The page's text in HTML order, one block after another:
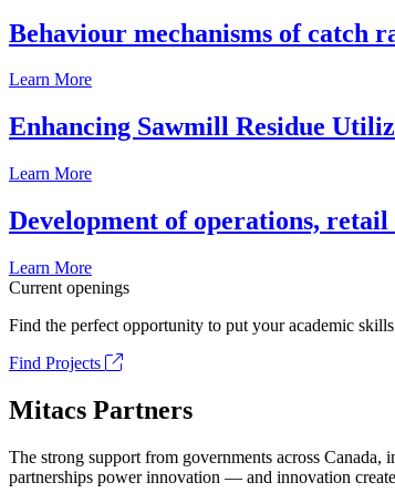
Behaviour mechanisms of catch
Learn More
Enhancing Sawmill Residue
Learn More
Development of operations,
Learn More
Current openings
Find the perfect opportunity to put your academic
Find Projects
Mitacs Partners
The strong support from governments across Canada,
partnerships power innovation — and innovation